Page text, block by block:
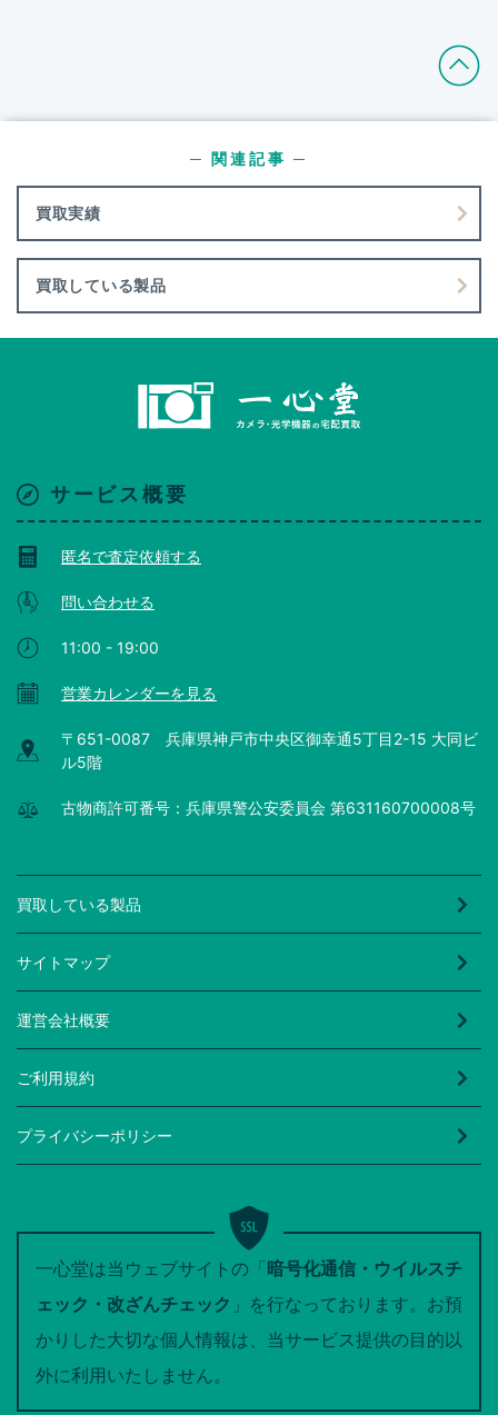
買取実績
─ 関連記事 ─
買取している製品
サービス概要
匿名で査定依頼する
問い合わせる
11:00 - 19:00
営業カレンダーを見る
〒651-0087 兵庫県神戸市中央区御幸通5丁目2-15 大同ビ
ル5階
古物商許可番号：兵庫県警公安委員会 第631160700008号
買取している製品
サイトマップ
運営会社概要
ご利用規約
プライバシーポリシー
一心堂は当ウェブサイトの「暗号化通信・ウイルスチ
ェック・改ざんチェック 」を行なっております。お預
かりした大切な個人情報は、当サービス提供の目的以
外に利用いたしません。